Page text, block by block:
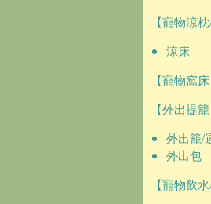
【寵物涼
涼床
【寵物窩床
【外出提籠
外出籠/
外出包
【寵物飲水